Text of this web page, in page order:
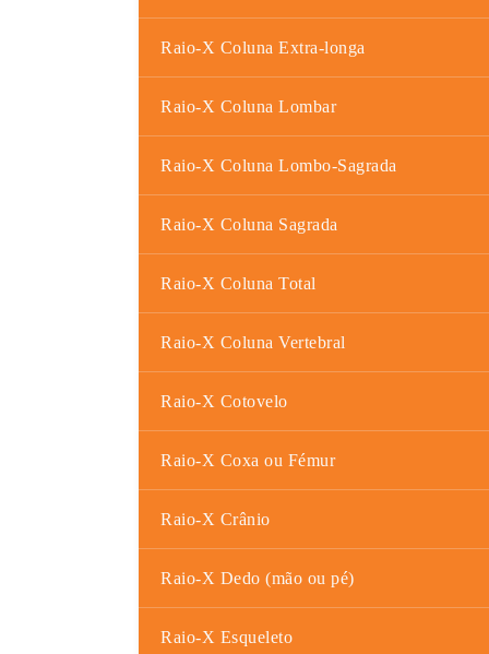
Raio-X Coluna Extra-longa
Raio-X Coluna Lombar
Raio-X Coluna Lombo-Sagrada
Raio-X Coluna Sagrada
Raio-X Coluna Total
Raio-X Coluna Vertebral
Raio-X Cotovelo
Raio-X Coxa ou Fémur
Raio-X Crânio
Raio-X Dedo (mão ou pé)
Raio-X Esqueleto